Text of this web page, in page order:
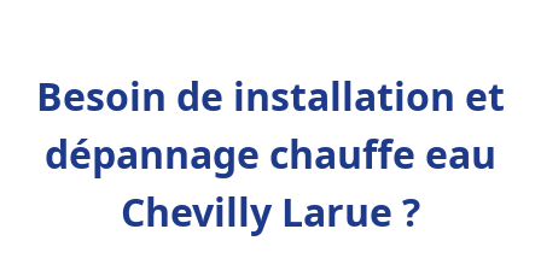
Besoin de installation et
dépannage chauffe eau
Chevilly Larue ?